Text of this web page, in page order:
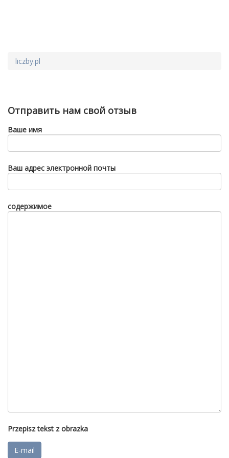
liczby.pl
Отправить нам свой отзыв
Ваше имя
Ваш адрес электронной почты
содержимое
Przepisz tekst z obrazka